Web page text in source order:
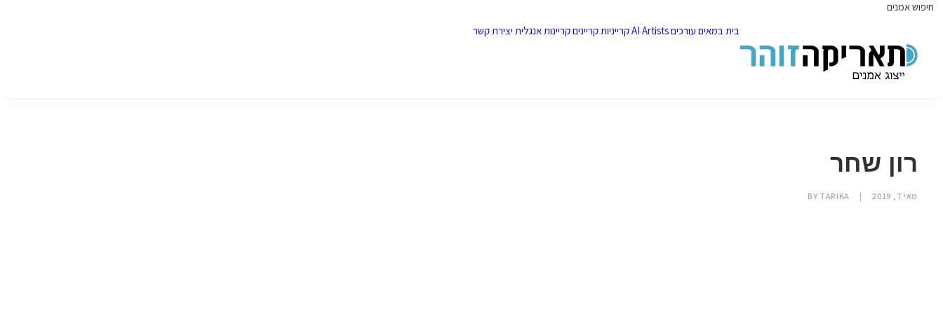
חיפוש אמנים
בית במאים עורכיםAI Artistsקרייניותקרייניםקריינות אנגלית יצירת קשר
רון שחר
מאי 7, 2019 |
BY TARIKA